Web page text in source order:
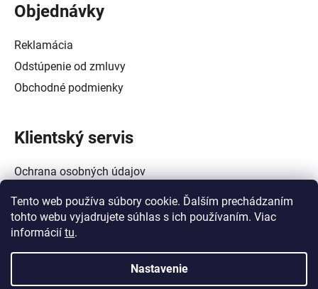
Tento web používa súbory cookie. Ďalším prechádzaním
tohto webu vyjadrujete súhlas s ich používaním. Viac
informácií tu.
Nastavenie
Objednávky
Reklamácia
Odstúpenie od zmluvy
Obchodné podmienky
Klientský servis
Ochrana osobných údajov
Alternatívne riešenie spotrebiteľských sporov
Zásady používania súborov cookie (EÚ)